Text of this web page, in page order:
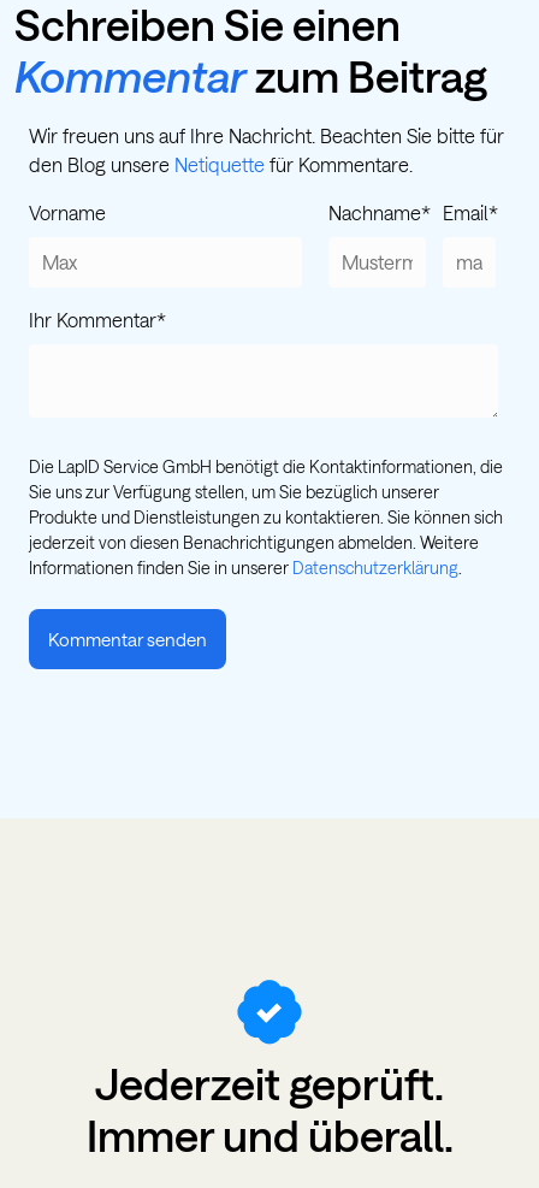
Schreiben Sie einen
Kommentarzum Beitrag
Wir freuen uns auf Ihre Nachricht. Beachten Sie bitte für
den Blog unsere Netiquette für Kommentare.
Vorname Nachname* Email*
Ihr Kommentar*
Die LapID Service GmbH benötigt die Kontaktinformationen, die
Sie uns zur Verfügung stellen, um Sie bezüglich unserer
Produkte und Dienstleistungen zu kontaktieren. Sie können sich
jederzeit von diesen Benachrichtigungen abmelden. Weitere
Informationen finden Sie in unserer Datenschutzerklärung
Jederzeit geprüft.
Immer und überall.